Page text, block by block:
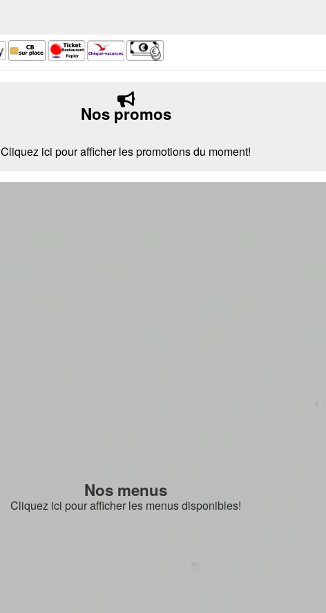
Nos promos
Cliquez ici pour afficher les promotions du moment!
Nos menus
Cliquez ici pour afficher les menus disponibles!